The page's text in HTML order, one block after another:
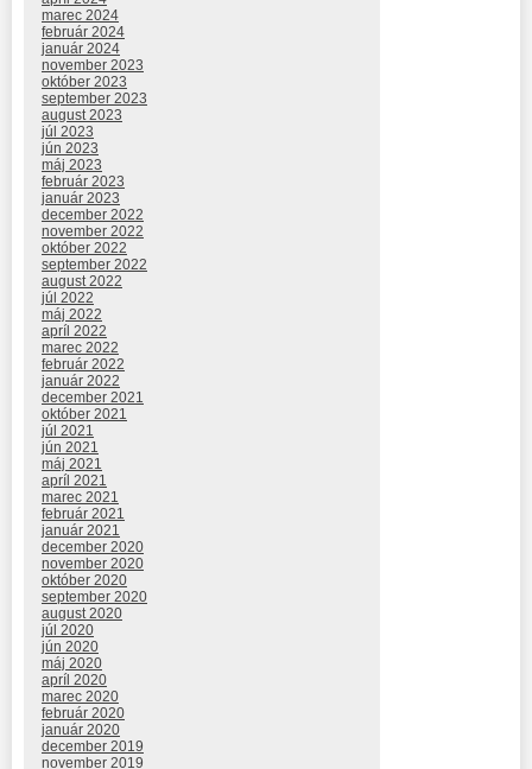
marec 2024
február 2024
január 2024
november 2023
október 2023
september 2023
august 2023
júl 2023
jún 2023
máj 2023
február 2023
január 2023
december 2022
november 2022
október 2022
september 2022
august 2022
júl 2022
máj 2022
apríl 2022
marec 2022
február 2022
január 2022
december 2021
október 2021
júl 2021
jún 2021
máj 2021
apríl 2021
marec 2021
február 2021
január 2021
december 2020
november 2020
október 2020
september 2020
august 2020
júl 2020
jún 2020
máj 2020
apríl 2020
marec 2020
február 2020
január 2020
december 2019
november 2019